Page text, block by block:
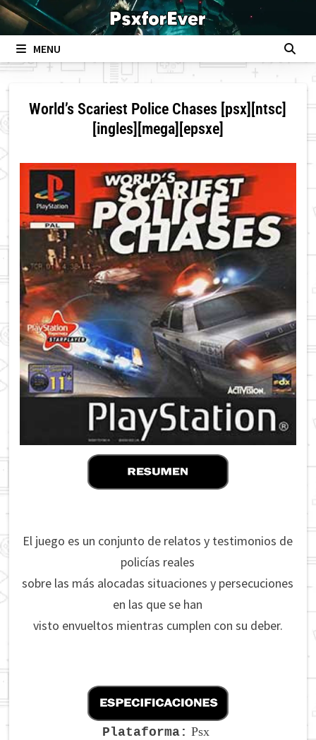
Skip
to
contentMENU
World’s Scariest Police Chases [psx][ntsc]
[ingles][mega][epsxe]
El juego es un conjunto de relatos y testimonios de
policías reales
sobre las más alocadas situaciones y persecuciones
en las que se han
visto envueltos mientras cumplen con su deber.
Plataforma: Psx